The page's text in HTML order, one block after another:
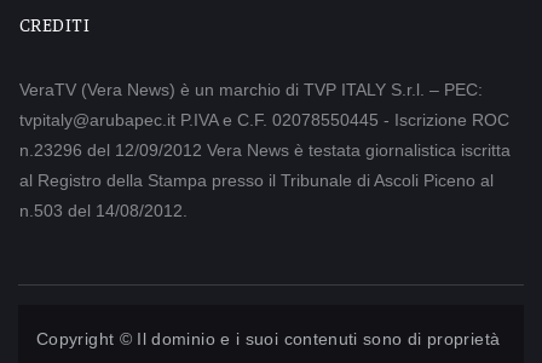
CREDITI
VeraTV (Vera News) è un marchio di TVP ITALY S.r.l. – PEC:
tvpitaly@arubapec.it P.IVA e C.F. 02078550445 - Iscrizione ROC
n.23296 del 12/09/2012 Vera News è testata giornalistica iscritta
al Registro della Stampa presso il Tribunale di Ascoli Piceno al
n.503 del 14/08/2012.
Copyright © Il dominio e i suoi contenuti sono di proprietà